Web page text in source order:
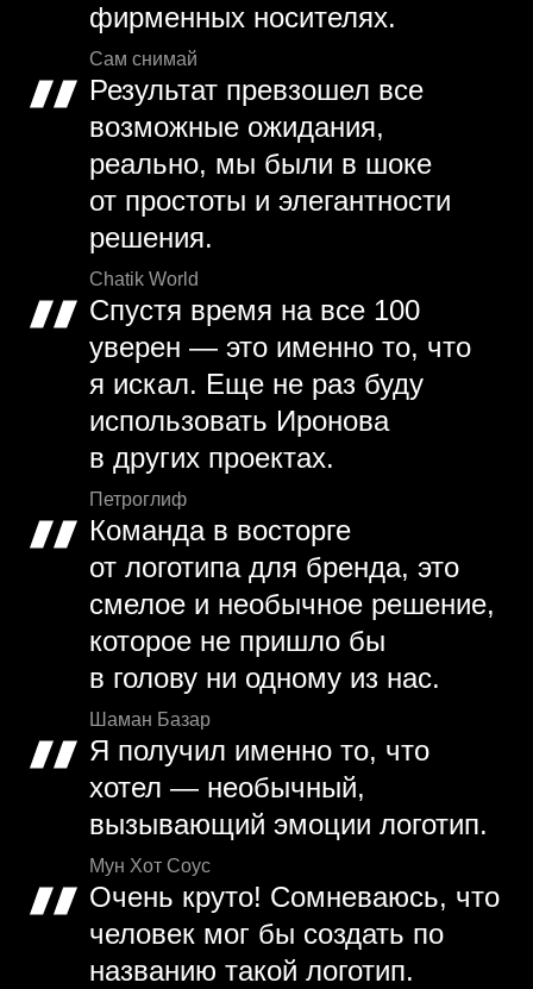
фирменных носителях.
Сам снимай
Результат превзошел все
возможные ожидания,
реально, мы были в шоке
от простоты и элегантности
решения.
Chatik World
Спустя время на все 100
уверен — это именно то, что
я искал. Еще не раз буду
использовать Иронова
в других проектах.
Петроглиф
Команда в восторге
от логотипа для бренда, это
смелое и необычное решение,
которое не пришло бы
в голову ни одному из нас.
Шаман Базар
Я получил именно то, что
хотел — необычный,
вызывающий эмоции логотип.
Мун Хот Соус
Очень круто! Сомневаюсь, что
человек мог бы создать по
названию такой логотип.